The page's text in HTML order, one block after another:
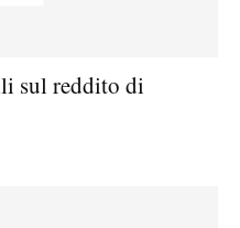
sul reddito di